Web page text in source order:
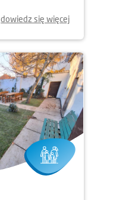
dowiedz się więcej